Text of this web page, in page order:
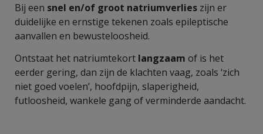
Bij een snel en/of groot natriumverlies zijn er
duidelijke en ernstige tekenen zoals epileptische
aanvallen en bewusteloosheid.
Ontstaat het natriumtekort langzaam of is het
eerder gering, dan zijn de klachten vaag, zoals ‘zich
niet goed voelen’, hoofdpijn, slaperigheid,
futloosheid, wankele gang of verminderde aandacht.